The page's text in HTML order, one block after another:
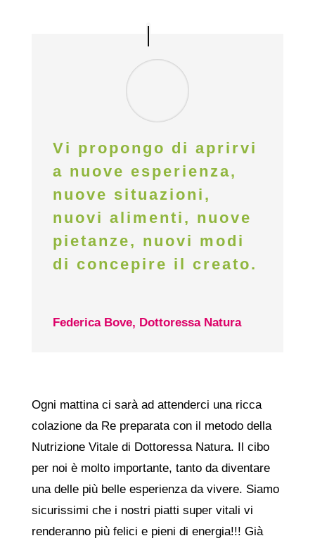
Vi propongo di aprirvi
a nuove esperienza,
nuove situazioni,
nuovi alimenti, nuove
pietanze, nuovi modi
di concepire il creato.
Federica Bove, Dottoressa Natura
Ogni mattina ci sarà ad attenderci una ricca
colazione da Re preparata con il metodo della
Nutrizione Vitale di Dottoressa Natura. Il cibo
per noi è molto importante, tanto da diventare
una delle più belle esperienza da vivere. Siamo
sicurissimi che i nostri piatti super vitali vi
renderanno più felici e pieni di energia!!! Già